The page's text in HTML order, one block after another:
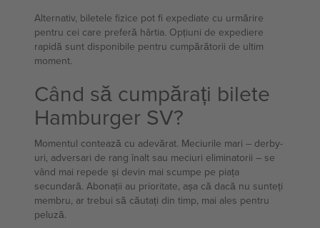
Alternativ, biletele fizice pot fi expediate cu urmărire
pentru cei care preferă hârtia. Opțiuni de expediere
rapidă sunt disponibile pentru cumpărătorii de ultim
moment.
Când să cumpărați bilete
Hamburger SV?
Momentul contează cu adevărat. Meciurile mari – derby-
uri, adversari de rang înalt sau meciuri eliminatorii – se
vând mai repede și devin mai scumpe pe piața
secundară. Abonații au prioritate, așa că dacă nu sunteți
membru, ar trebui să căutați din timp, mai ales pentru
peluză.